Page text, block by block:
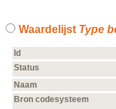
Waardelijst Type
Id
Status
Naam
Bron codesysteem